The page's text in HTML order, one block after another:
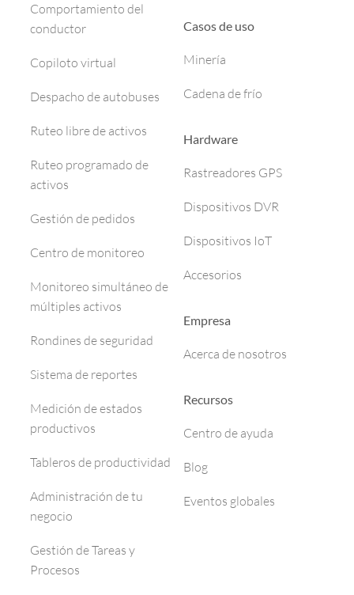
Comportamiento del
conductor
Copiloto virtual
Despacho de autobuses
Ruteo libre de activos
Ruteo programado de
activos
Gestión de pedidos
Centro de monitoreo
Monitoreo simultáneo de
múltiples activos
Rondines de seguridad
Sistema de reportes
Medición de estados
productivos
Tableros de productividad
Administración de tu
negocio
Gestión de Tareas y
Procesos
Casos de uso
Minería
Cadena de frío
Hardware
Rastreadores GPS
Dispositivos DVR
Dispositivos IoT
Accesorios
Empresa
Acerca de nosotros
Recursos
Centro de ayuda
Blog
Eventos globales